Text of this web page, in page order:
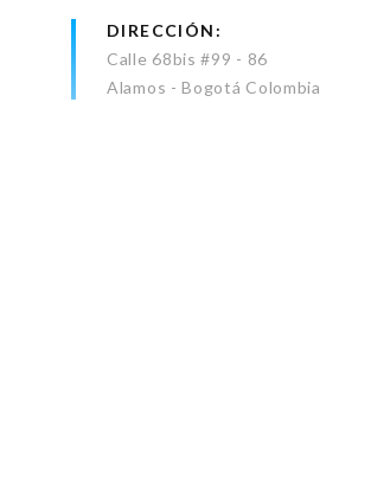
DIRECCIÓN
Calle 68bis #99 - 86
Alamos - Bogotá Colombia